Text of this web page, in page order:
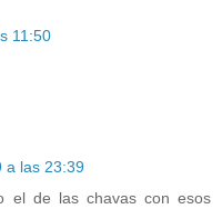
11:50
a las 23:39
el de las chavas con esos